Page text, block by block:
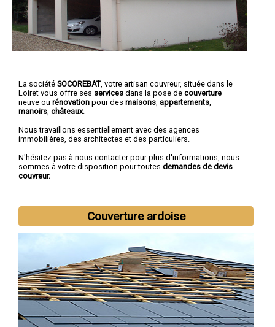
La société SOCOREBAT, votre artisan couvreur, située dans le
Loiret vous offre ses services dans la pose de couverture
neuve ou rénovation pour des maisons appartements
manoirs châteaux.
Nous travaillons essentiellement avec des agences
immobilières, des architectes et des particuliers.
N'hésitez pas à nous contacter pour plus d'informations, nous
sommes à votre disposition pour toutes demandes de devis
couvreur.
Couverture ardoise